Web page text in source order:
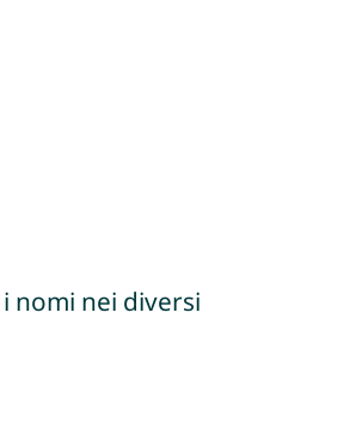
nomi nei diversi